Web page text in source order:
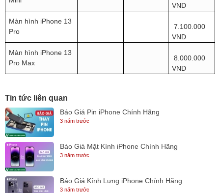
VND
Màn hình iPhone 13
Pro
7.100.000
VND
Màn hình iPhone 13
Pro Max
8.000.000
VND
Tin tức liên quan
Báo Giá Pin iPhone Chính Hãng
3 năm trước
Báo Giá Mặt Kính iPhone Chính Hãng
3 năm trước
Báo Giá Kính Lưng iPhone Chính Hãng
3 năm trước